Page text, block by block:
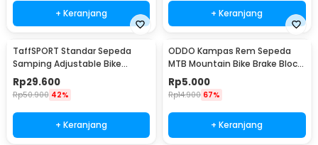
+ Keranjang + Keranjang
TaffSPORT Standar Sepeda
Samping Adjustable Bike
Kickstand 34-39cm - Z50
Rp29.600
Rp50.900 42%
+ Keranjang
ODDO Kampas Rem Sepeda
MTB Mountain Bike Brake Block
70mm 2 PCS - B39
Rp5.000
Rp14.900 67%
+ Keranjang